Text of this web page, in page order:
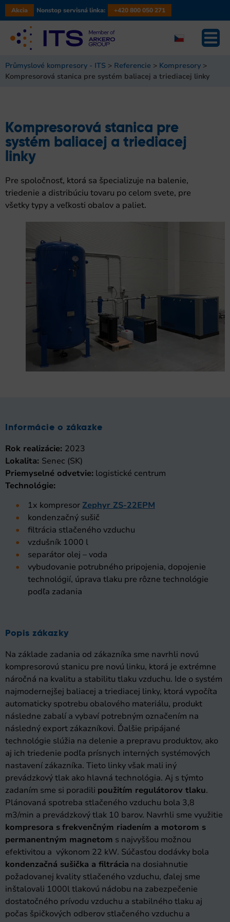
Akcia Nonstop servisná linka: +420 800 050 271
Průmyslové kompresory - ITS > Referencie > Kompresory >
Kompresorová stanica pre systém baliacej a triediacej linky
Kompresorová stanica pre
systém baliacej a triediacej
linky
Pre spoločnosť, ktorá sa špecializuje na balenie,
triedenie a distribúciu tovaru po celom svete, pre
všetky typy a veľkosti obalov a paliet.
Informácie o zákazke
Rok realizácie: 2023
Lokalita: Senec (SK)
Priemyselné odvetvie: logistické centrum
Technológie:
1x kompresor Zephyr ZS-22EPM
kondenzačný sušič
filtrácia stlačeného vzduchu
vzdušník 1000 l
separátor olej – voda
vybudovanie potrubného pripojenia, dopojenie
technológií, úprava tlaku pre rôzne technológie
podľa zadania
Popis zákazky
Na základe zadania od zákazníka sme navrhli novú
kompresorovú stanicu pre novú linku, ktorá je extrémne
náročná na kvalitu a stabilitu tlaku vzduchu. Ide o systém
najmodernejšej baliacej a triediacej linky, ktorá vypočíta
automaticky spotrebu obalového materiálu, produkt
následne zabalí a vybaví potrebným označením na
následný export zákazníkovi. Ďalšie pripájané
technológie slúžia na delenie a prepravu produktov, ako
aj ich triedenie podľa prísnych interných systémových
nastavení zákazníka. Tieto linky však mali iný
prevádzkový tlak ako hlavná technológia. Aj s týmto
zadaním sme si poradili použitím regulátorov tlaku.
Plánovaná spotreba stlačeného vzduchu bola 3,8
m3/min a prevádzkový tlak 10 barov. Navrhli sme využitie
kompresora sfrekvenčným riadením a motorom s
permanentným magnetom s najvyššou možnou
efektivitou a výkonom 22 kW. Súčasťou dodávky bola
kondenzačná sušička a filtrácia na dosiahnutie
požadovanej kvality stlačeného vzduchu, ďalej sme
inštalovali 1000l tlakovú nádobu na zabezpečenie
dostatočného prívodu vzduchu a stabilného tlaku aj
počas špičkových odberov stlačeného vzduchu a